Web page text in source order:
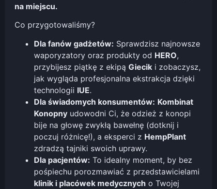
na miejscu.
Co przygotowaliśmy?
Dla fanów gadżetów: Sprawdzisz najnowsze
waporyzatory oraz produkty od HERO,
przybijesz piątkę z ekipą Giecik i zobaczysz,
jak wygląda profesjonalna ekstrakcja dzięki
technologii IUE.
Dla świadomych konsumentów: Kombinat
Konopny udowodni Ci, że odzież z konopi
bije na głowę zwykłą bawełnę (dotknij i
poczuj różnicę!), a eksperci z HempPlant
zdradzą tajniki swoich uprawy.
Dla pacjentów: To idealny moment, by bez
pośpiechu porozmawiać z przedstawicielami
klinik i placówek medycznych o Twojej